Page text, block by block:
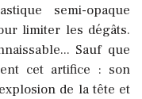
semi-opaque
limiter les dégâts.
Sauf que
cet artifice : son
de la tête et